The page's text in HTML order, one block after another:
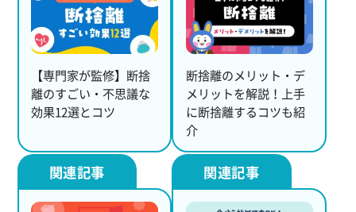
【専門家が監修】断捨
離のすごい・不思議な
効果12選とコツ
断捨離のメリット・デ
メリットを解説！上手
に断捨離するコツも紹
介